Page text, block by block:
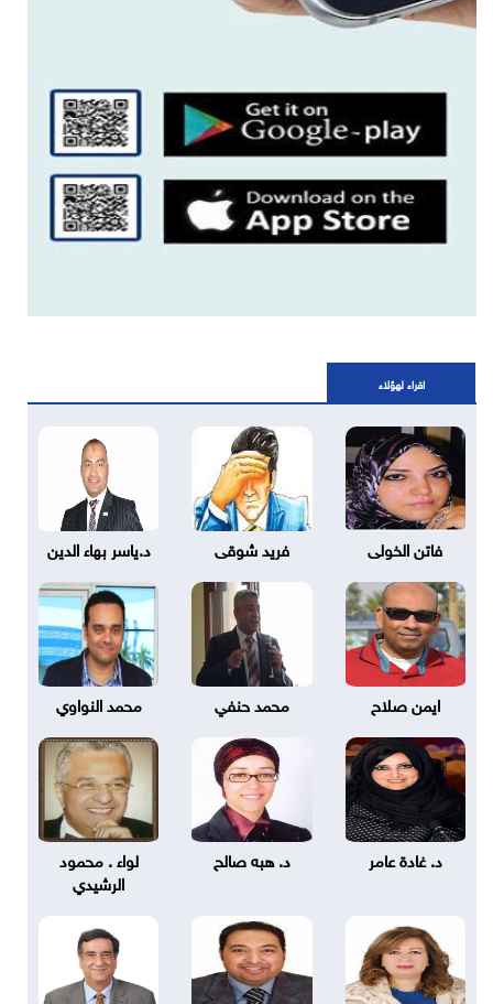
اقراء لهؤلاء
فاتن الخولى فريد شوقى د.ياسر بهاء الدين
ايمن صلاح محمد حنفي محمد النواوي
د. غادة عامر د. هبه صالح
لواء . محمود
الرشيدي